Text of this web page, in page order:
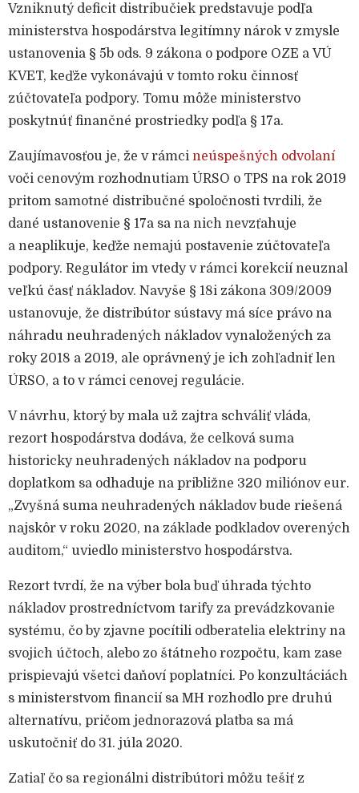
Vzniknutý deficit distribučiek predstavuje podľa
ministerstva hospodárstva legitímny nárok v zmysle
ustanovenia § 5b ods. 9 zákona o podpore OZE a VÚ
KVET, keďže vykonávajú v tomto roku činnosť
zúčtovateľa podpory. Tomu môže ministerstvo
poskytnúť finančné prostriedky podľa § 17a.
Zaujímavosťou je, že v rámci neúspešných odvolaní
voči cenovým rozhodnutiam ÚRSO o TPS na rok 2019
pritom samotné distribučné spoločnosti tvrdili, že
dané ustanovenie § 17a sa na nich nevzťahuje
a neaplikuje, keďže nemajú postavenie zúčtovateľa
podpory. Regulátor im vtedy v rámci korekcií neuznal
veľkú časť nákladov. Navyše § 18i zákona 309/2009
ustanovuje, že distribútor sústavy má síce právo na
náhradu neuhradených nákladov vynaložených za
roky 2018 a 2019, ale oprávnený je ich zohľadniť len
ÚRSO, a to v rámci cenovej regulácie.
V návrhu, ktorý by mala už zajtra schváliť vláda,
rezort hospodárstva dodáva, že celková suma
historicky neuhradených nákladov na podporu
doplatkom sa odhaduje na približne 320 miliónov eur.
„Zvyšná suma neuhradených nákladov bude riešená
najskôr v roku 2020, na základe podkladov overených
auditom,“ uviedlo ministerstvo hospodárstva.
Rezort tvrdí, že na výber bola buď úhrada týchto
nákladov prostredníctvom tarify za prevádzkovanie
systému, čo by zjavne pocítili odberatelia elektriny na
svojich účtoch, alebo zo štátneho rozpočtu, kam zase
prispievajú všetci daňoví poplatníci. Po konzultáciách
s ministerstvom financií sa MH rozhodlo pre druhú
alternatívu, pričom jednorazová platba sa má
uskutočniť do 31. júla 2020.
Zatiaľ čo sa regionálni distribútori môžu tešiť z